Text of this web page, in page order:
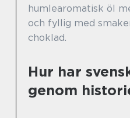
humlearomatisk öl
och fyllig med
choklad.
Hur har
genom